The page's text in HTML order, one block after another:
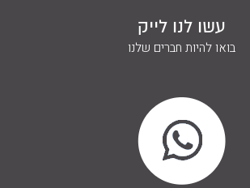
עשו לנו לייק
בואו להיות חברים שלנו